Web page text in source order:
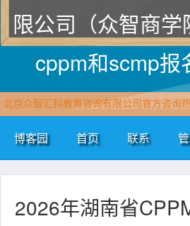
限公司（众智商学
cppm和scmp报
北京众智汇科教育咨询有限公司官方咨询
师·众智商学院）直属报名官网：
博客园 首页 联系
2026年湖南省